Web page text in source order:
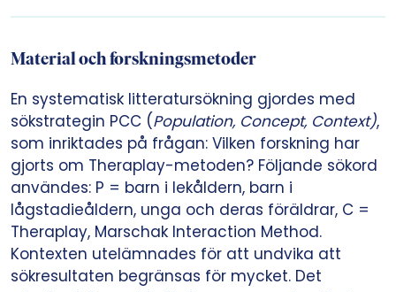
Material och forskningsmetoder
En systematisk litteratursökning gjordes med
sökstrategin PCC (Population, Concept, Context),
som inriktades på frågan: Vilken forskning har
gjorts om Theraplay-metoden? Följande sökord
användes: P = barn i lekåldern, barn i
lågstadieåldern, unga och deras föräldrar, C =
Theraplay, Marschak Interaction Method.
Kontexten utelämnades för att undvika att
sökresultaten begränsas för mycket. Det